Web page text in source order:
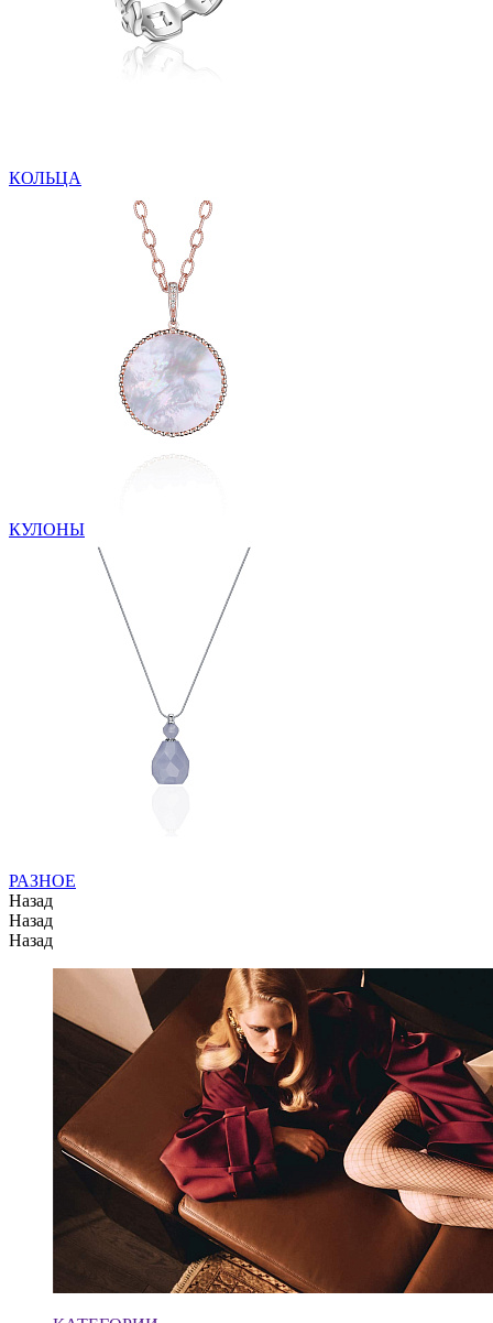
КОЛЬЦА
КУЛОНЫ
РАЗНОЕ
Назад
Назад
Назад